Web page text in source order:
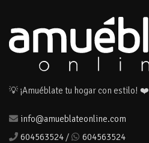
💡 ¡Amuéblate tu hogar con estilo! ❤️
info@amueblateonline.com
604563524 /
604563524